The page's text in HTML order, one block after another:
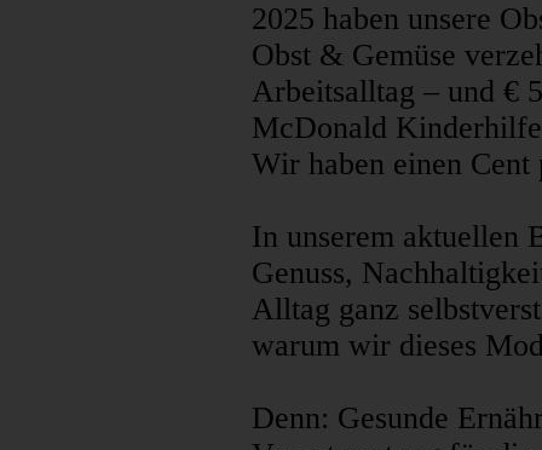
2025 haben unsere
Obst & Gemüse
Arbeitsalltag – und €
McDonald
Wir haben einen
In unserem aktuellen
Genuss,
Alltag ganz
warum wir dieses
Denn: Gesunde